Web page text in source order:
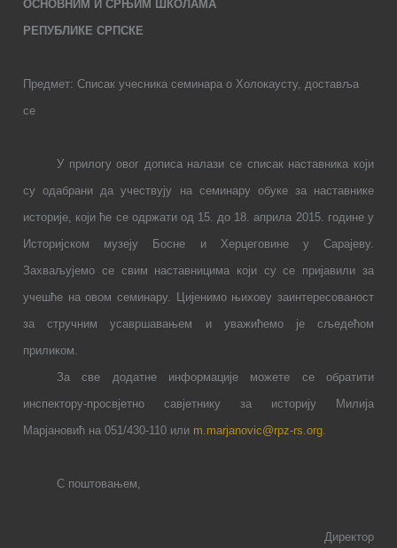
ОСНОВНИМ И СРЊИМ ШКОЛАМА
РЕПУБЛИКЕ СРПСКЕ
Предмет: Списак учесника семинара о Холокаусту, доставља
се
У прилогу овог дописа налази се списак наставника који
су одабрани да учествују на семинару обуке за наставнике
историје, који ће се одржати од 15. до 18. априла 2015. године у
Историјском музеју Босне и Херцеговине у Сарајеву.
Захваљујемо се свим наставницима који су се пријавили за
учешће на овом семинару. Цијенимо њихову заинтересованост
за стручним усавршавањем и уважићемо је сљедећом
приликом.
За све додатне информације можете се обратити
инспектору-просвјетно савјетнику за историју Милија
Марјановић на 051/430-110 или m.marjanovic@rpz-rs.org.
С поштовањем,
Директор